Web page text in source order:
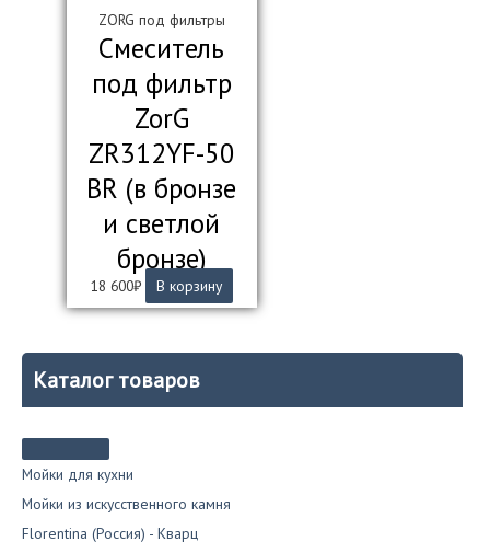
Каталог товаров
Мойки для кухни
Мойки из искусственного камня
Florentina (Россия) - Кварц
ZORG под фильтры
Смеситель
под фильтр
ZorG
ZR312YF-50
BR (в бронзе
и светлой
бронзе)
18 600₽ В корзину